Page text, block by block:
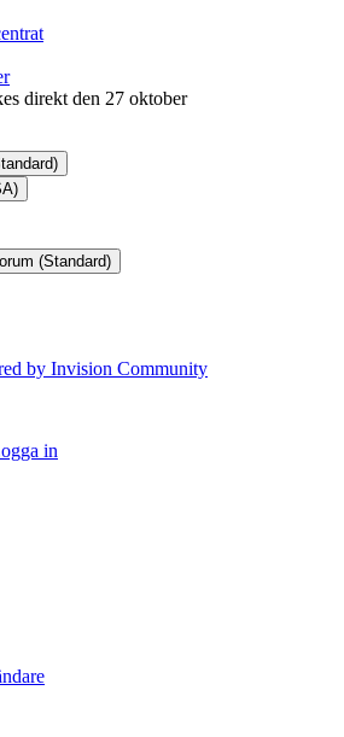
direkt den 27 oktober
(Standard)
by Invision Community
in